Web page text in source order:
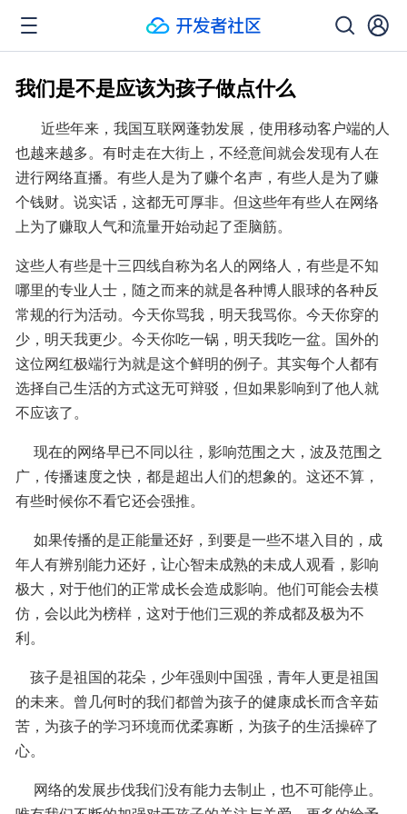
我们是不是应该为孩子做点什么
也越来越多。有时走在大街上，不经意间就会发现有人在
进行网络直播。有些人是为了赚个名声，有些人是为了赚
个钱财。说实话，这都无可厚非。但这些年有些人在网络
上为了赚取人气和流量开始动起了歪脑筋。
这些人有些是十三四线自称为名人的网络人，有些是不知
哪里的专业人士，随之而来的就是各种博人眼球的各种反
常规的行为活动。今天你骂我，明天我骂你。今天你穿的
少，明天我更少。今天你吃一锅，明天我吃一盆。国外的
这位网红极端行为就是这个鲜明的例子。其实每个人都有
选择自己生活的方式这无可辩驳，但如果影响到了他人就
不应该了。
广，传播速度之快，都是超出人们的想象的。这还不算，
有些时候你不看它还会强推。
年人有辨别能力还好，让心智未成熟的未成人观看，影响
极大，对于他们的正常成长会造成影响。他们可能会去模
仿，会以此为榜样，这对于他们三观的养成都及极为不
利。
的未来。曾几何时的我们都曾为孩子的健康成长而含辛茹
苦，为孩子的学习环境而优柔寡断，为孩子的生活操碎了
心。